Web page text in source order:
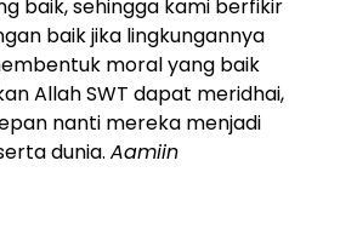
baik, sehingga kami berfikir
baik jika lingkungannya
moral yang baik
Allah SWT dapat meridhai,
nanti mereka menjadi
dunia. Aamiin